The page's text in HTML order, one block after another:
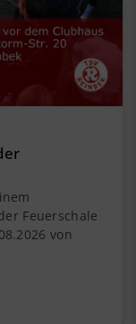
Feuerschale
von